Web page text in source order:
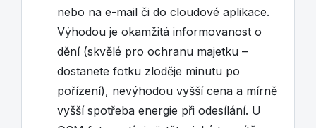
nebo na e-mail či do cloudové aplikace.
Výhodou je okamžitá informovanost o
dění (skvělé pro ochranu majetku –
dostanete fotku zloděje minutu po
pořízení), nevýhodou vyšší cena a mírně
vyšší spotřeba energie při odesílání. U